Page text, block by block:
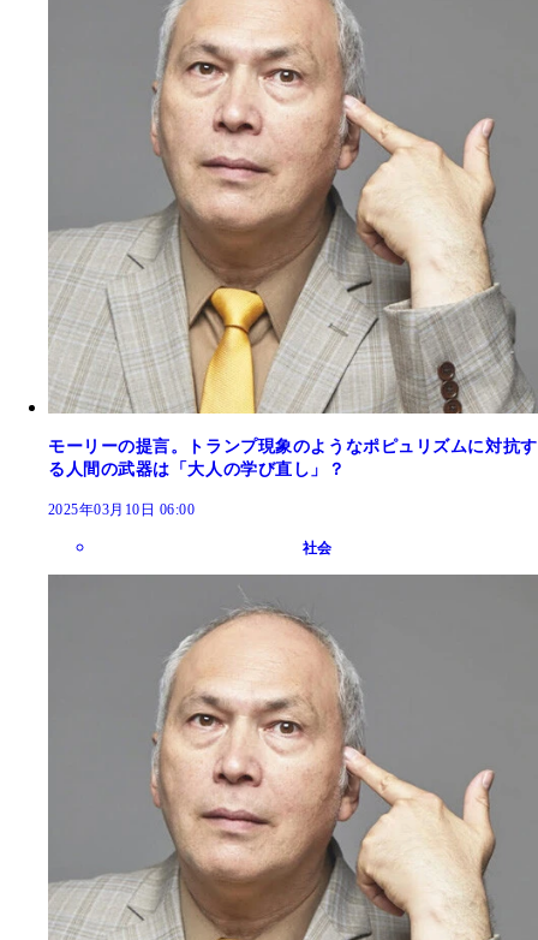
モーリーの提言。トランプ現象のようなポピュリズムに対抗す
る人間の武器は「大人の学び直し」？
2025年03月10日 06:00
社会